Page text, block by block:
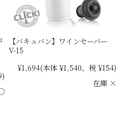
【バキュバン】ワインセーバー
V-15
¥1,694(本体 ¥1,540、税 ¥154)
在庫 ×